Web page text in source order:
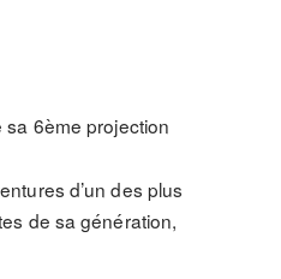
6ème projection
d’un des plus
de sa génération,